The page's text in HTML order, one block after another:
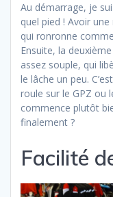
Au démarrage, je
quel pied ! Avoir
qui ronronne
Ensuite, la
assez souple, qui
le lâche un peu.
roule sur le GPZ ou
commence plutôt
finalement ?
Facilité